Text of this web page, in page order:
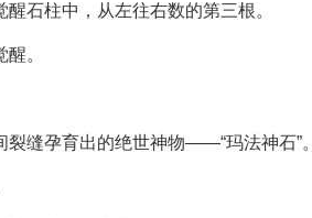
石柱中，从左往右数的第三根。
。
缝孕育出的绝世神物——“玛法神石”。